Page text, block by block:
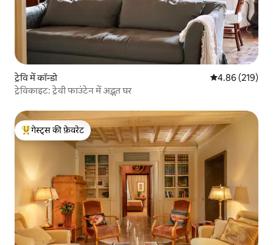
ट्रेवि में कॉन्डो औसत रेटिंग 5 में से
4.86 (219)
ट्रेविकाइट: ट्रेवी फाउंटेन में अद्भुत घर
गेस्ट्स का टॉप फ़ेवरेट
गेस्ट्स की फ़ेवरेट